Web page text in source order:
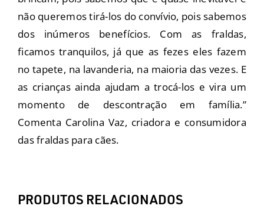
não queremos tirá-los do convívio, pois sabemos
dos inúmeros benefícios. Com as fraldas,
ficamos tranquilos, já que as fezes eles fazem
no tapete, na lavanderia, na maioria das vezes. E
as crianças ainda ajudam a trocá-los e vira um
momento de descontração em família.”
Comenta Carolina Vaz, criadora e consumidora
das fraldas para cães.
PRODUTOS RELACIONADOS